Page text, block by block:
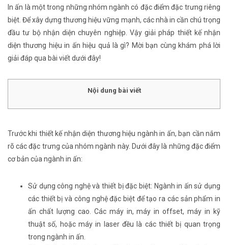
In ấn là một trong những nhóm ngành có đặc điểm đặc trưng riêng
biệt. Để xây dựng thương hiệu vững mạnh, các nhà in cần chú trọng
đầu tư bộ nhận diện chuyên nghiệp. Vậy giải pháp thiết kế nhận
diện thương hiệu in ấn hiệu quả là gì? Mời bạn cùng khám phá lời
giải đáp qua bài viết dưới đây!
Nội dung bài viết
Trước khi thiết kế nhận diện thương hiệu ngành in ấn, bạn cần nắm
rõ các đặc trưng của nhóm ngành này. Dưới đây là những đặc điểm
cơ bản của ngành in ấn:
Sử dụng công nghệ và thiết bị đặc biệt: Ngành in ấn sử dụng
các thiết bị và công nghệ đặc biệt để tạo ra các sản phẩm in
ấn chất lượng cao. Các máy in, máy in offset, máy in kỹ
thuật số, hoặc máy in laser đều là các thiết bị quan trọng
trong ngành in ấn.